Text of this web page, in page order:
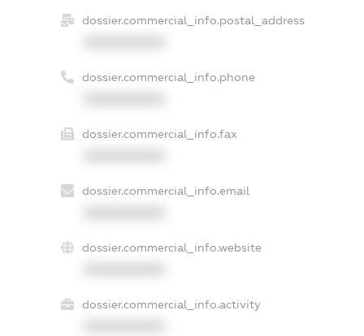
dossier.commercial_info.postal_address
dossier.commercial_info.phone
dossier.commercial_info.fax
dossier.commercial_info.email
dossier.commercial_info.website
dossier.commercial_info.activity